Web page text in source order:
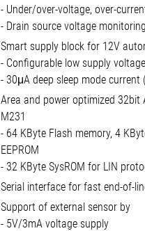
- Under/over-voltage, over-
- Drain source voltage
Smart supply block for 12V
- Configurable low supply
- 30μA deep sleep mode current
Area and power optimized
M231
- 64 KByte Flash memory, 4
EEPROM
- 32 KByte SysROM for LIN
Serial interface for fast end-of-
Support of external sensor by
- 5V/3mA voltage supply